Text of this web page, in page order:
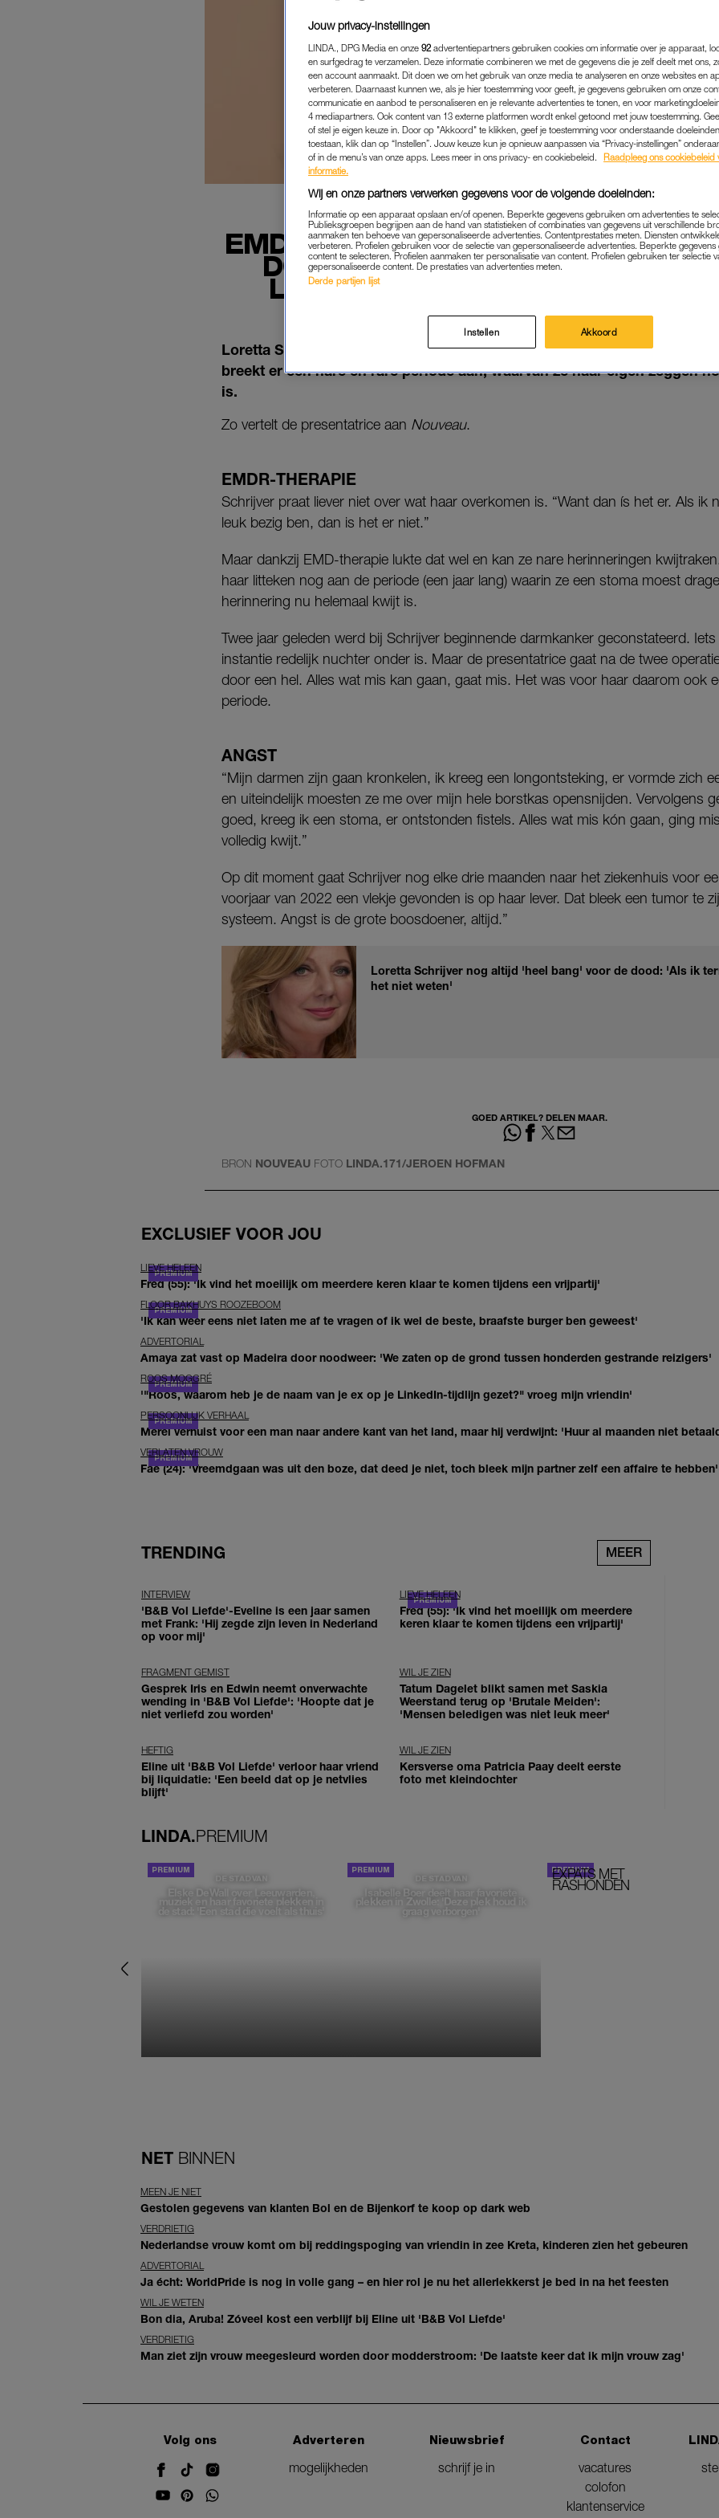
EMDR-THERAPIE HELPT LORETTA
DOOR ANGSTIGE PERIODE:
LITTEKEN HERINNERT ME ER
MEDIA |
Loretta Schrijver wordt begin mei in 2021geopereerd aan beginnende
breekt er een nare en rare periode aan, waarvan ze naar eigen zeggen
is.
Zo vertelt de presentatrice aan Nouveau.
EMDR-THERAPIE
Schrijver praat liever niet over wat haar overkomen is. “Want dan ís het er. Als ik
leuk bezig ben, dan is het er niet.”
Maar dankzij EMD-therapie lukte dat wel en kan ze nare herinneringen
haar litteken nog aan de periode (een jaar lang) waarin ze een stoma moest
herinnering nu helemaal kwijt is.
Twee jaar geleden werd bij Schrijver beginnende darmkanker geconstateerd.
instantie redelijk nuchter onder is. Maar de presentatrice gaat na de twee
door een hel. Alles wat mis kan gaan, gaat mis. Het was voor haar daarom ook
periode.
ANGST
“Mijn darmen zijn gaan kronkelen, ik kreeg een longontsteking, er vormde zich
en uiteindelijk moesten ze me over mijn hele borstkas opensnijden. Vervolgens
goed, kreeg ik een stoma, er ontstonden fistels. Alles wat mis kón gaan, ging
volledig kwijt.”
Op dit moment gaat Schrijver nog elke drie maanden naar het ziekenhuis voor
voorjaar van 2022 een vlekje gevonden is op haar lever. Dat bleek een tumor te
systeem. Angst is de grote boosdoener, altijd.”
Loretta Schrijver nog altijd 'heel bang' voor de dood: 'Als ik
het niet weten'
GOED ARTIKEL? DELEN MAAR.
BRON NOUVEAU FOTO LINDA.171/JEROEN HOFMAN
EXCLUSIEF VOOR JOU
LIEVE HELEEN
Fred (55): 'Ik vind het moeilijk om meerdere keren klaar te komen tijdens een vrijpartij'
FLOOR BAKHUYS ROOZEBOOM
'Ik kan weer eens niet laten me af te vragen of ik wel de beste, braafste burger ben geweest'
ADVERTORIAL
Amaya zat vast op Madeira door noodweer: 'We zaten op de grond tussen honderden gestrande reizigers'
ROOS MOGGRÉ
'"Roos, waarom heb je de naam van je ex op je LinkedIn-tijdlijn gezet?" vroeg mijn vriendin'
PERSOONLIJK VERHAAL
Merel verhuist voor een man naar andere kant van het land, maar hij verdwijnt: 'Huur al maanden niet
VERLATEN VROUW
Fae (24): 'Vreemdgaan was uit den boze, dat deed je niet, toch bleek mijn partner zelf een affaire te hebben'
TRENDING MEER
INTERVIEW
'B&B Vol Liefde'-Eveline is een jaar samen
met Frank: 'Hij zegde zijn leven in Nederland
op voor mij'
LIEVE HELEEN
Fred (55): 'Ik vind het moeilijk om meerdere
keren klaar te komen tijdens een vrijpartij'
FRAGMENT GEMIST
Gesprek Iris en Edwin neemt onverwachte
wending in 'B&B Vol Liefde': 'Hoopte dat je
niet verliefd zou worden'
WIL JE ZIEN
Tatum Dagelet blikt samen met Saskia
Weerstand terug op 'Brutale Meiden':
'Mensen beledigen was niet leuk meer'
HEFTIG
Eline uit 'B&B Vol Liefde' verloor haar vriend
bij liquidatie: 'Een beeld dat op je netvlies
blijft'
WIL JE ZIEN
Kersverse oma Patricia Paay deelt eerste
foto met kleindochter
LINDA.PREMIUM
DE STAD VAN
Elske DeWall over Leeuwarden,
muziek en haar favoriete plekken in
de stad: 'Een stad die voelt als thuis'
DE STAD VAN
Isabelle Boer deelt haar favoriete
plekken in Zwolle: 'Deze plek houd ik
graag verborgen'
EXPATS MET
RASHONDEN
NET BINNEN
MEEN JE NIET
Gestolen gegevens van klanten Bol en de Bijenkorf te koop op dark web
VERDRIETIG
Nederlandse vrouw komt om bij reddingspoging van vriendin in zee Kreta, kinderen zien het gebeuren
ADVERTORIAL
Ja écht: WorldPride is nog in volle gang – en hier rol je nu het allerlekkerst je bed in na het feesten
WIL JE WETEN
Bon dia, Aruba! Zóveel kost een verblijf bij Eline uit 'B&B Vol Liefde'
VERDRIETIG
Man ziet zijn vrouw meegesleurd worden door modderstroom: 'De laatste keer dat ik mijn vrouw zag'
Volg ons
Adverteren
mogelijkheden
Nieuwsbrief
schrijf je in
Contact
vacatures
colofon
klantenservice
Jouw privacy-instellingen
LINDA., DPG Media en onze 92 advertentiepartners gebruiken cookies om informatie over je apparaat,
en surfgedrag te verzamelen. Deze informatie combineren we met de gegevens die je zelf deelt met ons,
een account aanmaakt. Dit doen we om het gebruik van onze media te analyseren en onze websites en
verbeteren. Daarnaast kunnen we, als je hier toestemming voor geeft, je gegevens gebruiken om onze
communicatie en aanbod te personaliseren en je relevante advertenties te tonen, en voor
4 mediapartners. Ook content van 13 externe platformen wordt enkel getoond met jouw toestemming.
of stel je eigen keuze in. Door op "Akkoord" te klikken, geef je toestemming voor onderstaande
toestaan, klik dan op “Instellen”. Jouw keuze kun je opnieuw aanpassen via “Privacy-instellingen”
of in de menu’s van onze apps. Lees meer in ons privacy- en cookiebeleid.
Raadpleeg ons cookiebeleid
informatie.
Wij en onze partners verwerken gegevens voor de volgende doeleinden:
Informatie op een apparaat opslaan en/of openen. Beperkte gegevens gebruiken om advertenties te
Publieksgroepen begrijpen aan de hand van statistieken of combinaties van gegevens uit verschillende
aanmaken ten behoeve van gepersonaliseerde advertenties. Contentprestaties meten. Diensten
verbeteren. Profielen gebruiken voor de selectie van gepersonaliseerde advertenties. Beperkte
content te selecteren. Profielen aanmaken ter personalisatie van content. Profielen gebruiken ter selectie
gepersonaliseerde content. De prestaties van advertenties meten.
Derde partijen lijst
Instellen Akkoord